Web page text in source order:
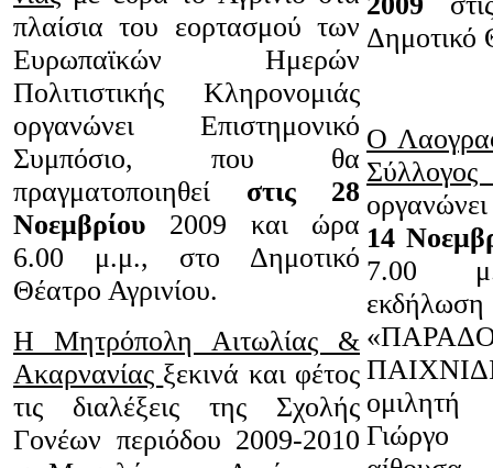
πλαίσια του εορτασμού των
Ευρωπαϊκών Ημερών
Πολιτιστικής Κληρονομιάς
οργανώνει Επιστημονικό
Συμπόσιο, που θα
πραγματοποιηθεί στις 28
Νοεμβρίου 2009 και ώρα
6.00 μ.μ., στο Δημοτικό
Θέατρο Αγρινίου.
Η Μητρόπολη Αιτωλίας &
Ακαρνανίας ξεκινά και φέτος
τις διαλέξεις της Σχολής
Γονέων περιόδου 2009-2010
Δημοτικό
Ο
14
7.00